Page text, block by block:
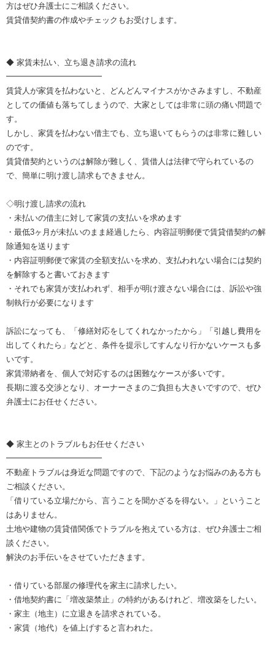
方はぜひ弁護士にご相談ください。
賃貸借契約書の作成やチェックもお受けします。
◆ 家賃未払い、立ち退き請求の流れ
━━━━━━━━━━━━
賃貸人が家賃を払わないと、どんどんマイナスがかさみますし、不動産
としての価値も落ちてしまうので、大家としては非常に頭の痛い問題で
す。
しかし、家賃を払わない借主でも、立ち退いてもらうのは非常に難しい
のです。
賃貸借契約というのは解除が難しく、賃借人は法律で守られているの
で、簡単に明け渡し請求もできません。
◇明け渡し請求の流れ
・未払いの借主に対して家賃の支払いを求めます
・最低3ヶ月が未払いのまま経過したら、内容証明郵便で賃貸借契約の解
除通知を送ります
・内容証明郵便で家賃の全額支払いを求め、支払われない場合には契約
を解除すると書いておきます
・それでも家賃が支払われず、相手が明け渡さない場合には、訴訟や強
制執行が必要になります
訴訟になっても、「修繕対応をしてくれなかったから」「引越し費用を
出してくれたら」などと、条件を提示してすんなり行かないケースも多
いです。
家賃滞納者を、個人で対応するのは困難なケースが多いです。
長期に渡る交渉となり、オーナーさまのご負担も大きいですので、ぜひ
弁護士にお任せください。
◆ 家主とのトラブルもお任せください
━━━━━━━━━━━━
不動産トラブルは身近な問題ですので、下記のようなお悩みのある方も
ご相談ください。
「借りている立場だから、言うことを聞かざるを得ない。」ということ
はありません。
土地や建物の賃貸借関係でトラブルを抱えている方は、ぜひ弁護士ご相
談ください。
解決のお手伝いをさせていただきます。
・借りている部屋の修理代を家主に請求したい。
・借地契約書に「増改築禁止」の特約があるけれど、増改築をしたい。
・家主（地主）に立退きを請求されている。
・家賃（地代）を値上げすると言われた。